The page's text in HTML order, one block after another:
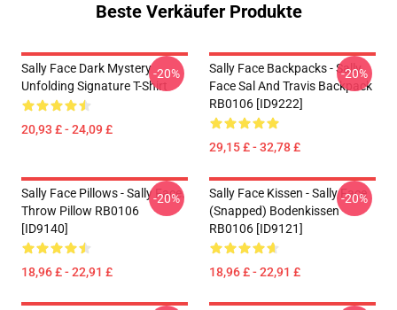
Beste Verkäufer Produkte
Sally Face Dark Mystery
Unfolding Signature T-Shirt
20,93 £ - 24,09 £
-20%
Sally Face Backpacks - Sally
Face Sal And Travis Backpack
RB0106 [ID9222]
29,15 £ - 32,78 £
-20%
Sally Face Pillows - Sally Face.
Throw Pillow RB0106
[ID9140]
18,96 £ - 22,91 £
-20%
Sally Face Kissen - Sally Face
(Snapped) Bodenkissen
RB0106 [ID9121]
18,96 £ - 22,91 £
-20%